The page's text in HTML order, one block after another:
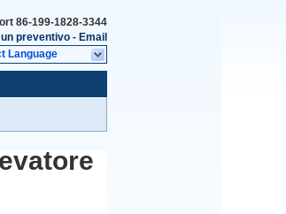
86-199-1828-3344
preventivo - Email
Language